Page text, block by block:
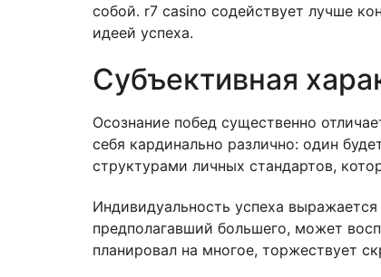
собой. r7 casino содействует лучше
идеей успеха.
Субъективная
Осознание побед существенно
себя кардинально различно: один
структурами личных стандартов,
Индивидуальность успеха
предполагавший большего, может
планировал на многое, торжествует